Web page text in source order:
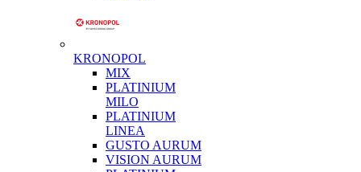
KRONOPOL
MIX
PLATINIUM
MILO
PLATINIUM
LINEA
GUSTO AURUM
VISION AURUM